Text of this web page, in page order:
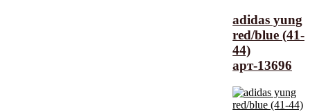
adidas yung
red/blue (41-
44)
арт-13696